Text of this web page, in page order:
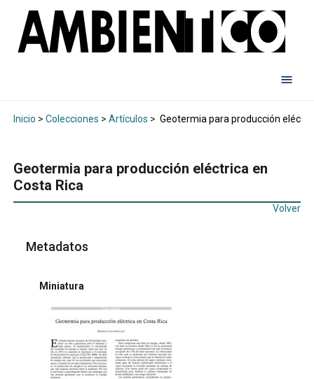
Inicio > Colecciones > Artículos > Geotermia para producción
Geotermia para producción eléctrica en
Costa Rica
Volver
Metadatos
Miniatura